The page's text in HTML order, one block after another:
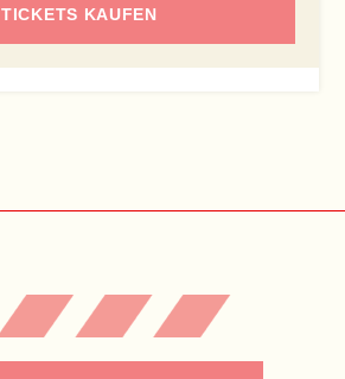
TICKETS KAUFEN